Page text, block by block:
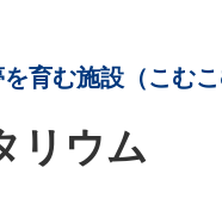
育む施設（こむ
リウム